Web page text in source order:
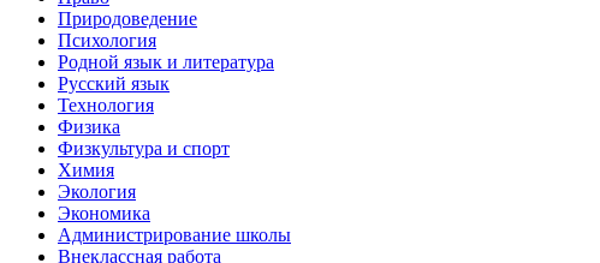
Природоведение
Психология
Родной язык и литература
Русский язык
Технология
Физика
Физкультура и спорт
Химия
Экология
Экономика
Администрирование школы
Внеклассная работа